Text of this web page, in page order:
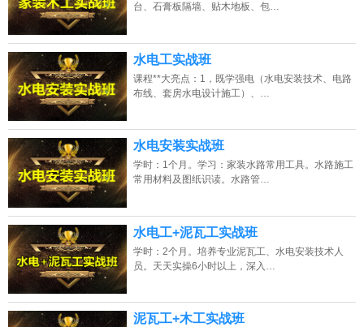
台、石膏板隔墙、贴木地板、包…
水电工实战班
课程**大亮点：1，既学强电（水电安装技术、电路
布线、套房水电设计施工）、…
水电安装实战班
学时：1个月。学习：家装水路常用工具。水路施工
常用材料及图纸识读。水路管…
水电工+泥瓦工实战班
学时：2个月。培养专业泥瓦工、水电安装技术人
员。天天实操6小时以上，深入…
泥瓦工+木工实战班